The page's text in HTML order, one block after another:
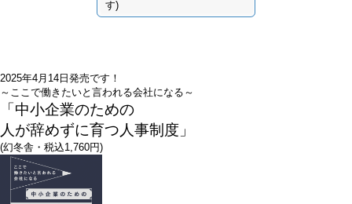
す)
2025年4月14日発売です！
～ここで働きたいと言われる会社になる～
「中小企業のための
人が辞めずに育つ人事制度」
(幻冬舎・税込1,760円)